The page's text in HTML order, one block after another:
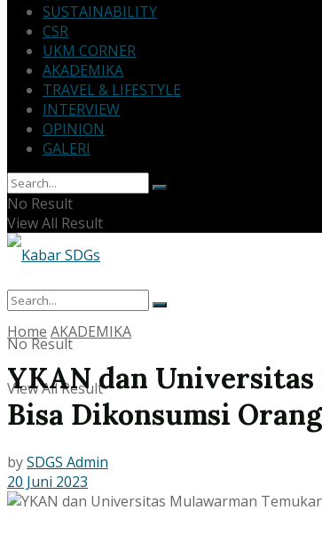
SUSTAINABILITY
CSR
UKM CORNER
AKADEMIKA
TRAVEL & LIFESTYLE
INTERVIEW
OPINION
GALERI
No Result
View All Result
No Result
View All Result
Home AKADEMIKA
YKAN dan
Bisa Dikonsumsi
bySDGS Admin
20 Juni 2023